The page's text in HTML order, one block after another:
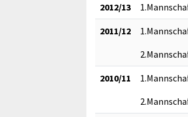
2012/13
2011/12
2010/11